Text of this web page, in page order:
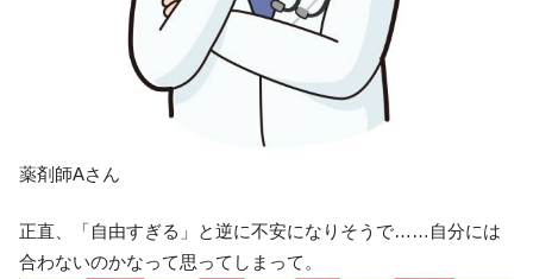
薬剤師Aさん
正直、「自由すぎる」と逆に不安になりそうで……自分には
合わないのかなって思ってしまって。